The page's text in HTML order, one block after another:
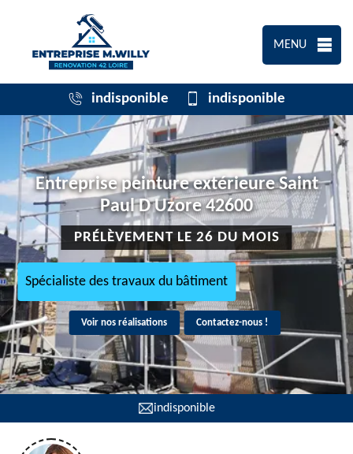
MENU
indisponible indisponible
Entreprise peinture extérieure Saint
Paul D Uzore 42600
PRÉLÈVEMENT LE 26 DU MOIS
Spécialiste des travaux du bâtiment
Voir nos réalisations Contactez-nous !
indisponible